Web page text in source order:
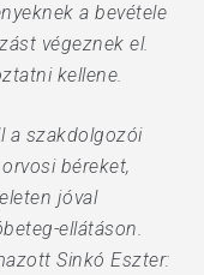
a bevétele
végeznek el.
kellene.
a szakdolgozói
béreket,
jóval
ellátáson.
Sinkó Eszter: